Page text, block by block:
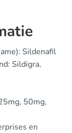
Sildenafil
Sildigra,
50mg,
en